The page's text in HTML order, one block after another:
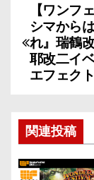
投
稿
ナ
ゲ
ー
【ワンフ
シマから
れ』瑞鶴
耶改二イ
エフェク
関連投稿